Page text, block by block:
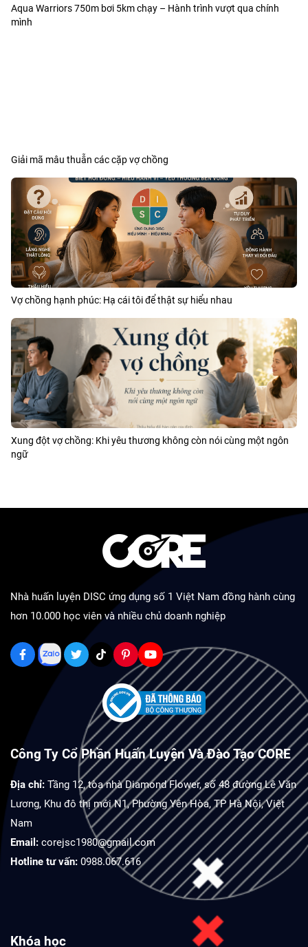
Aqua Warriors 750m bơi 5km chạy – Hành trình vượt qua chính
mình
Giải mã mâu thuẫn các cặp vợ chồng
Vợ chồng hạnh phúc: Hạ cái tôi để thật sự hiểu nhau
Xung đột vợ chồng: Khi yêu thương không còn nói cùng một ngôn
ngữ
Nhà huấn luyện DISC ứng dụng số 1 Việt Nam đồng hành cùng
hơn 10.000 học viên và nhiều chủ doanh nghiệp
Công Ty Cổ Phần Huấn Luyện Và Đào Tạo CORE
Địa chỉ: Tầng 12, tòa nhà Diamond Flower, số 48 đường Lê Văn
Lương, Khu đô thị mới N1, Phường Yên Hòa, TP Hà Nội, Việt
Nam
Email: corejsc1980@gmail.com
Hotline tư vấn: 0988.067.616
Khóa học